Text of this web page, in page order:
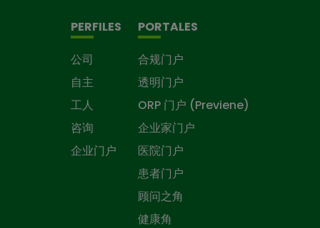
PERFILES
公司
自主
工人
咨询
企业门户
PORTALES
合规门户
透明门户
ORP 门户 (Previene)
企业家门户
医院门户
患者门户
顾问之角
健康角